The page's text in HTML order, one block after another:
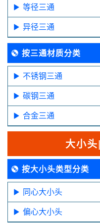
等径三通
异径三通
按三通材质分类
不锈钢三通
碳钢三通
合金三通
大小
按大小头类型分类
同心大小头
偏心大小头